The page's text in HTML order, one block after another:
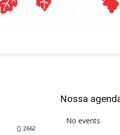
2662
Nossa
No events